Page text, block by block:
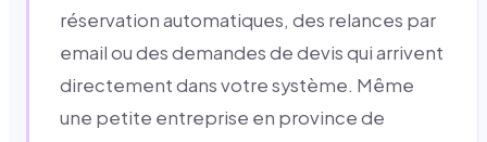
réservation automatiques, des relances par
email ou des demandes de devis qui arrivent
directement dans votre système. Même
une petite entreprise en province de